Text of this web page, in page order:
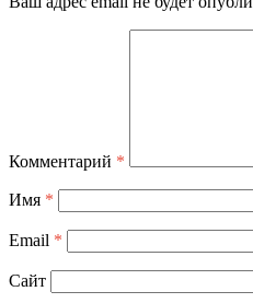
Комментарий *
Имя *
Email *
Сайт